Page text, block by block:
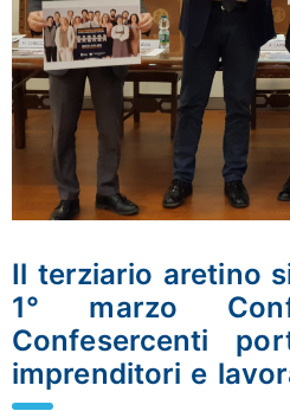
Il terziario aretino
1° marzo
Confesercenti
imprenditori e